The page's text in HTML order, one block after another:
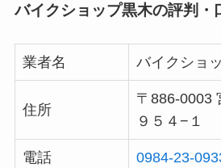
バイクショップ黒木の評判・
業者名 バイクショ
住所
〒886-0003
９５４−１
電話 0984-23-